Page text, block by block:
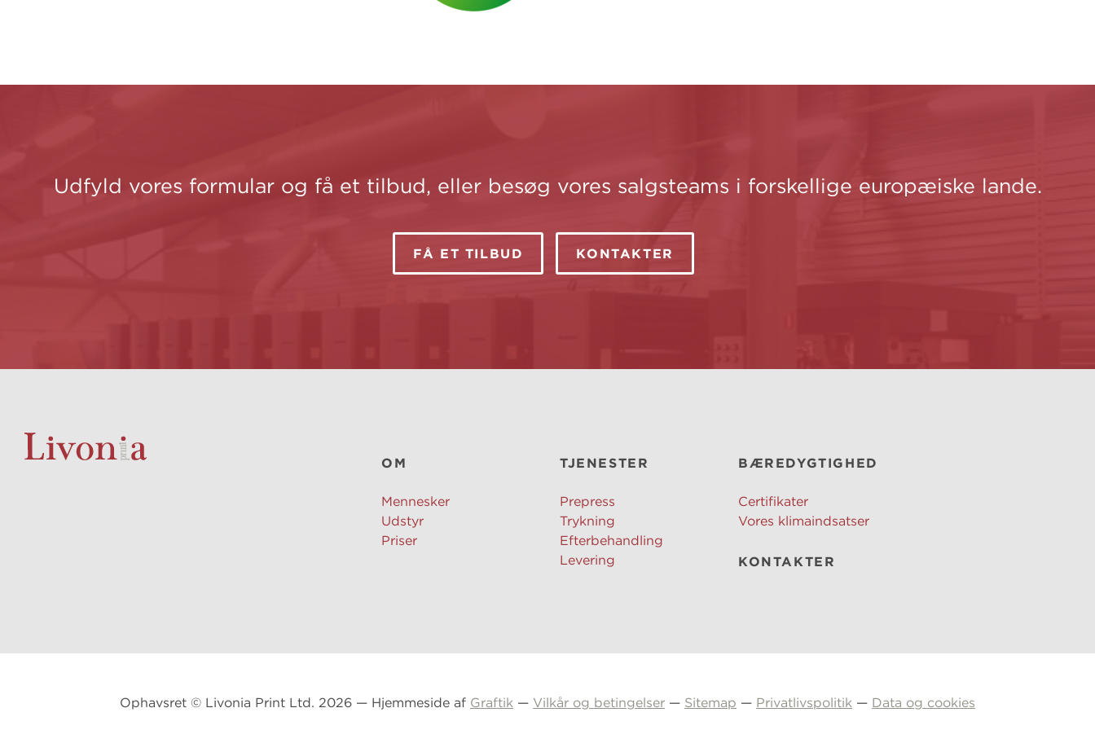
Udfyld vores formular og få et tilbud, eller besøg vores salgsteams i forskellige europæiske lande.
FÅ ET TILBUD KONTAKTER
OM
Mennesker
Udstyr
Priser
TJENESTER
Prepress
Trykning
Efterbehandling
Levering
BÆREDYGTIGHED
Certifikater
Vores klimaindsatser
KONTAKTER
Ophavsret © Livonia Print Ltd. 2026 — Hjemmeside af Graftik — Vilkår og betingelser — Sitemap — Privatlivspolitik — Data og cookies